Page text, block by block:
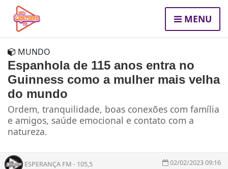
MENU
MUNDO
Espanhola de 115 anos entra no
Guinness como a mulher mais velha
do mundo
Ordem, tranquilidade, boas conexões com família
e amigos, saúde emocional e contato com a
natureza.
ESPERANÇA FM - 105,5 02/02/2023 09:16